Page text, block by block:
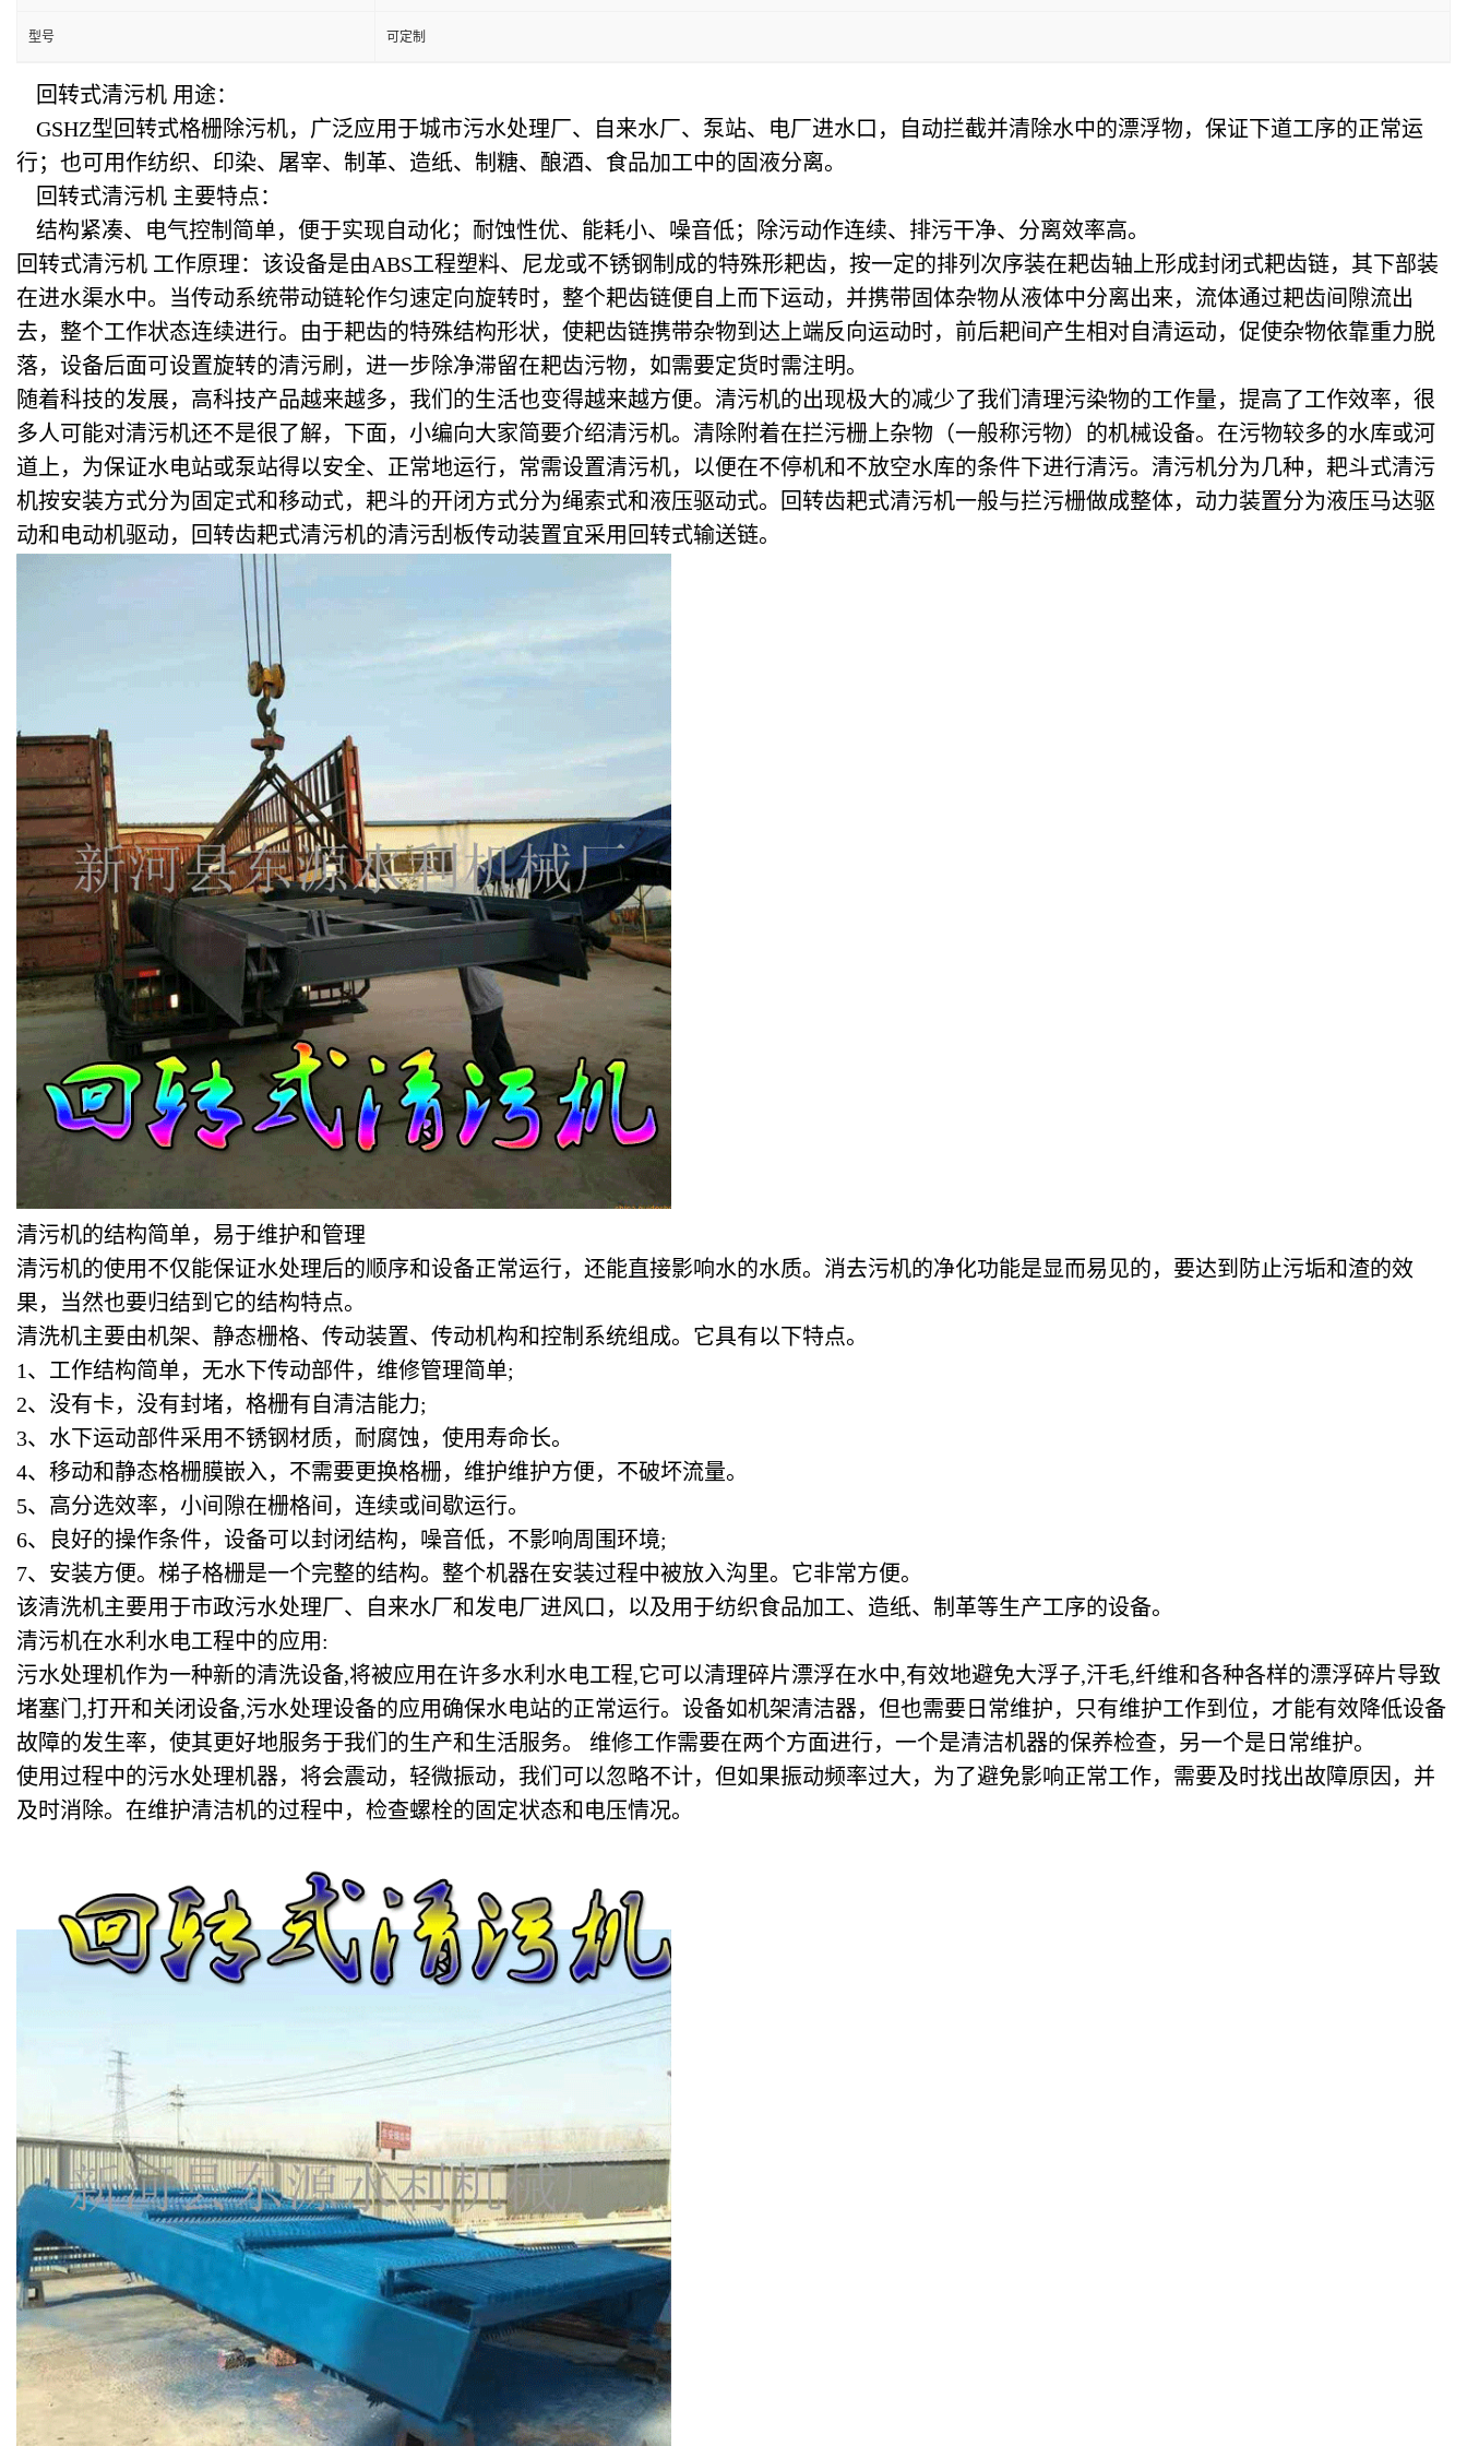
型号 可定制
回转式清污机 用途：
GSHZ型回转式格栅除污机，广泛应用于城市污水处理厂、自来水厂、泵站、电厂进水口，自动拦截并清除水中的漂浮物，保证下道工序的正常运
行；也可用作纺织、印染、屠宰、制革、造纸、制糖、酿酒、食品加工中的固液分离。
回转式清污机 主要特点：
结构紧凑、电气控制简单，便于实现自动化；耐蚀性优、能耗小、噪音低；除污动作连续、排污干净、分离效率高。
回转式清污机 工作原理：该设备是由ABS工程塑料、尼龙或不锈钢制成的特殊形耙齿，按一定的排列次序装在耙齿轴上形成封闭式耙齿链，其下部装
在进水渠水中。当传动系统带动链轮作匀速定向旋转时，整个耙齿链便自上而下运动，并携带固体杂物从液体中分离出来，流体通过耙齿间隙流出
去，整个工作状态连续进行。由于耙齿的特殊结构形状，使耙齿链携带杂物到达上端反向运动时，前后耙间产生相对自清运动，促使杂物依靠重力脱
落，设备后面可设置旋转的清污刷，进一步除净滞留在耙齿污物，如需要定货时需注明。
随着科技的发展，高科技产品越来越多，我们的生活也变得越来越方便。清污机的出现极大的减少了我们清理污染物的工作量，提高了工作效率，很
多人可能对清污机还不是很了解，下面，小编向大家简要介绍清污机。清除附着在拦污栅上杂物（一般称污物）的机械设备。在污物较多的水库或河
道上，为保证水电站或泵站得以安全、正常地运行，常需设置清污机，以便在不停机和不放空水库的条件下进行清污。清污机分为几种，耙斗式清污
机按安装方式分为固定式和移动式，耙斗的开闭方式分为绳索式和液压驱动式。回转齿耙式清污机一般与拦污栅做成整体，动力装置分为液压马达驱
动和电动机驱动，回转齿耙式清污机的清污刮板传动装置宜采用回转式输送链。
清污机的结构简单，易于维护和管理
清污机的使用不仅能保证水处理后的顺序和设备正常运行，还能直接影响水的水质。消去污机的净化功能是显而易见的，要达到防止污垢和渣的效
果，当然也要归结到它的结构特点。
清洗机主要由机架、静态栅格、传动装置、传动机构和控制系统组成。它具有以下特点。
1、工作结构简单，无水下传动部件，维修管理简单;
2、没有卡，没有封堵，格栅有自清洁能力;
3、水下运动部件采用不锈钢材质，耐腐蚀，使用寿命长。
4、移动和静态格栅膜嵌入，不需要更换格栅，维护维护方便，不破坏流量。
5、高分选效率，小间隙在栅格间，连续或间歇运行。
6、良好的操作条件，设备可以封闭结构，噪音低，不影响周围环境;
7、安装方便。梯子格栅是一个完整的结构。整个机器在安装过程中被放入沟里。它非常方便。
该清洗机主要用于市政污水处理厂、自来水厂和发电厂进风口，以及用于纺织食品加工、造纸、制革等生产工序的设备。
清污机在水利水电工程中的应用:
污水处理机作为一种新的清洗设备,将被应用在许多水利水电工程,它可以清理碎片漂浮在水中,有效地避免大浮子,汗毛,纤维和各种各样的漂浮碎片导致
堵塞门,打开和关闭设备,污水处理设备的应用确保水电站的正常运行。设备如机架清洁器，但也需要日常维护，只有维护工作到位，才能有效降低设备
故障的发生率，使其更好地服务于我们的生产和生活服务。 维修工作需要在两个方面进行，一个是清洁机器的保养检查，另一个是日常维护。
使用过程中的污水处理机器，将会震动，轻微振动，我们可以忽略不计，但如果振动频率过大，为了避免影响正常工作，需要及时找出故障原因，并
及时消除。在维护清洁机的过程中，检查螺栓的固定状态和电压情况。